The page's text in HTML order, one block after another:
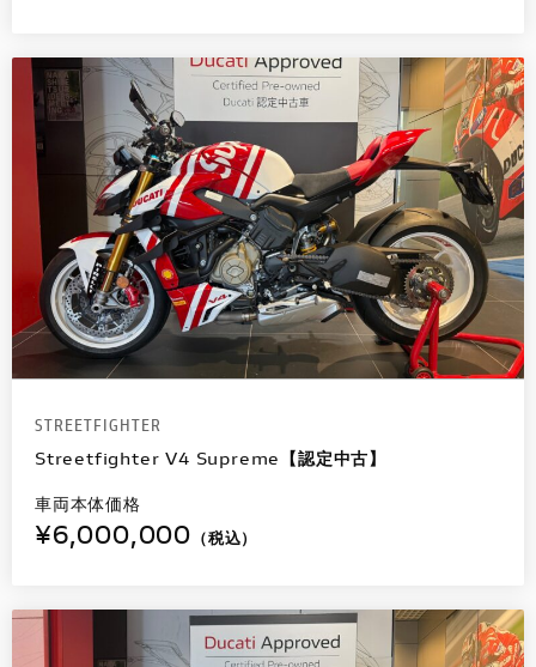
STREETFIGHTER
Streetfighter V4 Supreme【認定中古】
車両本体価格
¥6,000,000 （税込）